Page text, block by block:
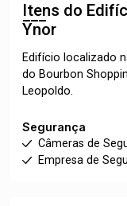
Itens do
Ynor
Edifício localizado
do Bourbon
Leopoldo.
Segurança
Câmeras de
Empresa de